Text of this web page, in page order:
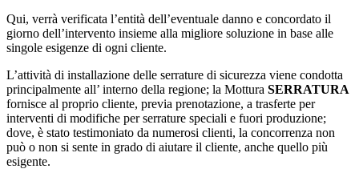
Qui, verrà verificata l’entità dell’eventuale danno e concordato il
giorno dell’intervento insieme alla migliore soluzione in base alle
singole esigenze di ogni cliente.
L’attività di installazione delle serrature di sicurezza viene condotta
principalmente all’ interno della regione; la Mottura SERRATURA
fornisce al proprio cliente, previa prenotazione, a trasferte per
interventi di modifiche per serrature speciali e fuori produzione;
dove, è stato testimoniato da numerosi clienti, la concorrenza non
può o non si sente in grado di aiutare il cliente, anche quello più
esigente.